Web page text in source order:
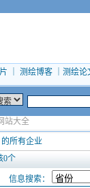
测绘博客｜ 测绘论
站大全
所有企业
0个
信息搜索：